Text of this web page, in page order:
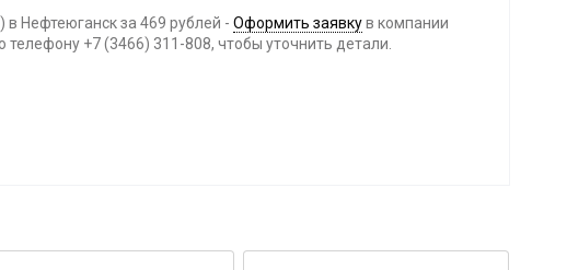
Нефтеюганск за 469 рублей - Оформить заявкув компании
+7 (3466) 311-808, чтобы уточнить детали.